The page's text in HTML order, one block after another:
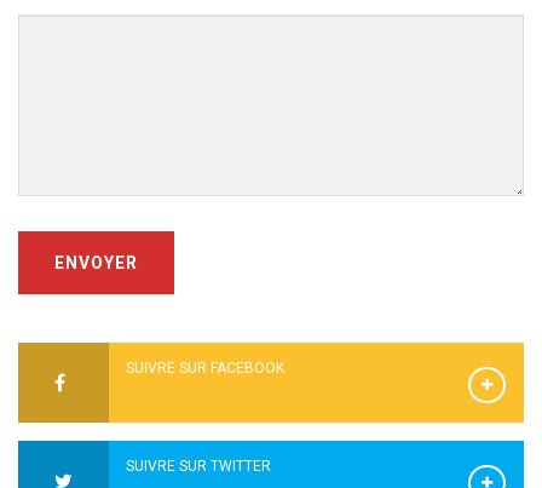
ENVOYER
SUIVRE SUR FACEBOOK
SUIVRE SUR TWITTER